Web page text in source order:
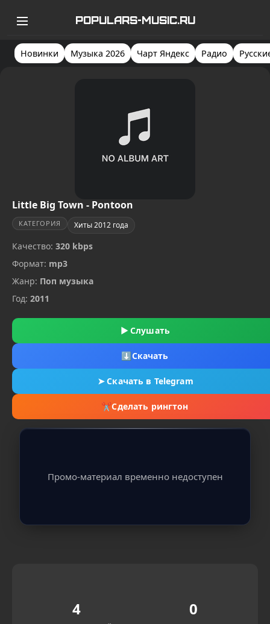
POPULARS-MUSIC.RU
Новинки Музыка 2026 Чарт Яндекс Радио
Little Big Town - Pontoon
КАТЕГОРИЯ Хиты 2012 года
Качество: 320 kbps
Формат: mp3
Жанр: Поп музыка
Год: 2011
▶ Слушать
⬇Скачать
➤Скачать в Telegram
✂Сделать рингтон
Промо-материал временно недоступен
4 0